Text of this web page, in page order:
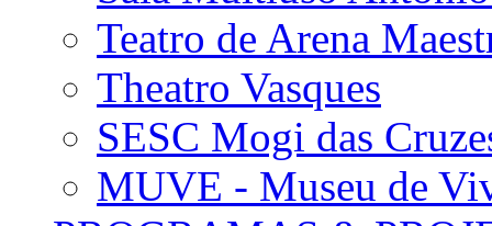
Teatro de Arena
Theatro Vasques
SESC Mogi das
MUVE - Museu de